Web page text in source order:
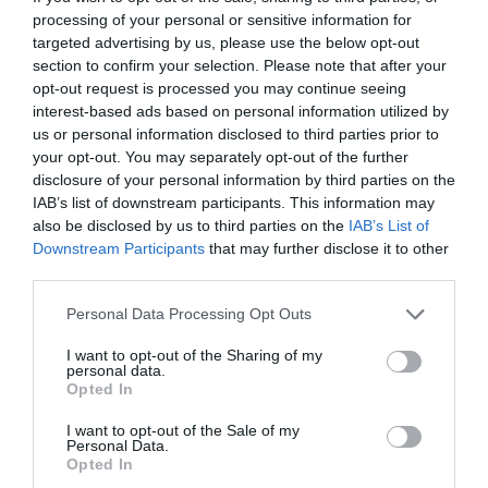
processing of your personal or sensitive information for
targeted advertising by us, please use the below opt-out
section to confirm your selection. Please note that after your
opt-out request is processed you may continue seeing
interest-based ads based on personal information utilized by
us or personal information disclosed to third parties prior to
your opt-out. You may separately opt-out of the further
disclosure of your personal information by third parties on the
IAB’s list of downstream participants. This information may
also be disclosed by us to third parties on the IAB’s List of
Downstream Participants that may further disclose it to other
Please note that this website/app uses one or more Google
not limited to your visit or usage behaviour. You may click to
grant or deny consent to Google and its third-party tags to
use your data for below specified purposes in below Google
consent section.
Personal Data Processing Opt Outs
I want to opt-out of the Sharing of my
personal data.
Opted In
I want to opt-out of the Sale of my
Personal Data.
Opted In
Εύβοια: Τέλος στις παράνομες
χωματερές – Έρχονται πρόστιμα
χωρίς εξαιρέσεις
08.08.2026 | 20:20
Εύβοια: Η μαύρη επέτειος της
καταστροφικής πυρκαγιάς – Το
χρονικό της τραγωδίας
08.08.2026 | 20:00
Εύβοια: Πότε θα γίνει ο
καθιερωμένος έρανος για το
Ο Αλέξης Τσίπρας παρουσιάζει το
οικονομικό πρόγραμμα της ΕΛ.Α.Σ.
στη Θεσσαλονίκη
Κάνεις δεν ξεχνά τι έζησε η
Όλες οι τελευταίες ειδήσεις
ΠΕΡΙΣΣΟΤΕΡΑ ΑΠΟ ΕΙΔΗΣΕΙΣ ΕΥΒΟΙΑ